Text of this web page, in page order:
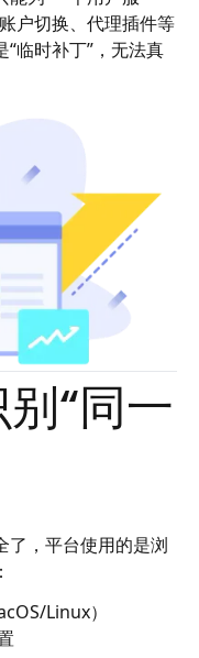
户切换、代理插件等
临时补丁”，无法真
“同一
了，平台使用的是浏
Linux）